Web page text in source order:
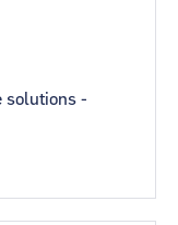
solutions -